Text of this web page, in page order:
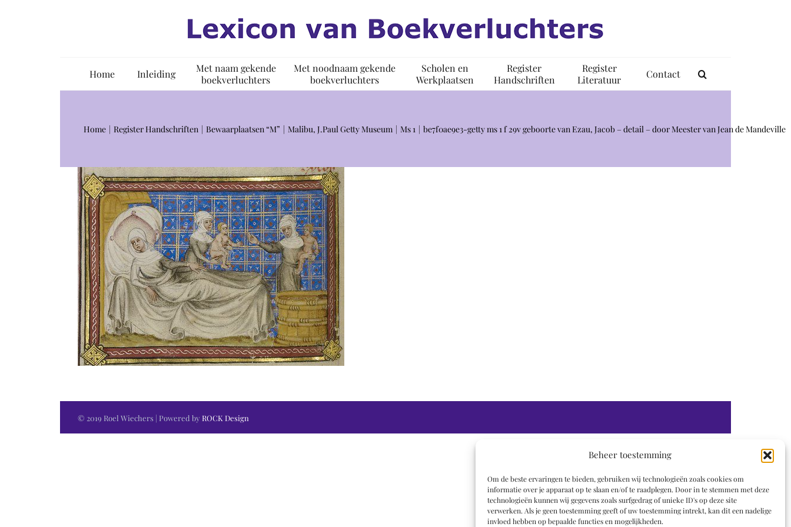
Beheer toestemming
Om de beste ervaringen te bieden, gebruiken wij technologieën zoals cookies om
informatie over je apparaat op te slaan en/of te raadplegen. Door in te stemmen met deze
technologieën kunnen wij gegevens zoals surfgedrag of unieke ID's op deze site
verwerken. Als je geen toestemming geeft of uw toestemming intrekt, kan dit een nadelige
invloed hebben op bepaalde functies en mogelijkheden.
Home Inleiding
Met naam gekende
boekverluchters
Met noodnaam gekende
boekverluchters
Scholen en
Werkplaatsen
Register
Handschriften
Register
Literatuur
Contact
Home Register Handschriften Bewaarplaatsen “M” Malibu, J.Paul Getty Museum Ms 1 be7f0ae9e3-getty ms 1 f 29v geboorte van Ezau, Jacob – detail – door Meester van Jean de Mandeville
© 2019 Roel Wiechers | Powered by ROCK Design